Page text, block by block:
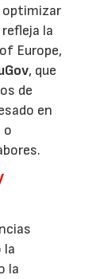
optimizar
la
Europe,
, que
de
en
o
la
la